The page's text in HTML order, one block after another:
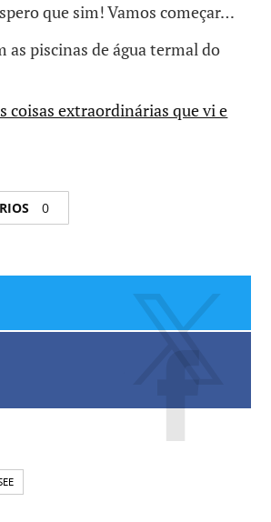
que sim! Vamos começar…
as piscinas de água termal do
coisas extraordinárias que vi e
0